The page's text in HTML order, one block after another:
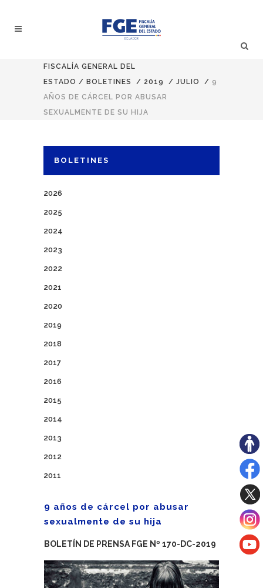
FISCALÍA GENERAL DEL
ESTADO / BOLETINES / 2019 / JULIO / 9
AÑOS DE CÁRCEL POR ABUSAR
SEXUALMENTE DE SU HIJA
BOLETINES
2026
2025
2024
2023
2022
2021
2020
2019
2018
2017
2016
2015
2014
2013
2012
2011
9 años de cárcel por abusar
sexualmente de su hija
BOLETÍN DE PRENSA FGE Nº 170-DC-2019